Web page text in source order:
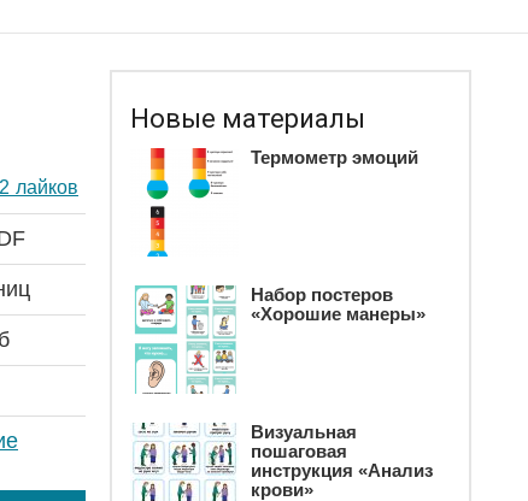
2 лайков
Новые материалы
Термометр эмоций
Набор постеров
«Хорошие манеры»
Визуальная
пошаговая
инструкция «Анализ
крови»